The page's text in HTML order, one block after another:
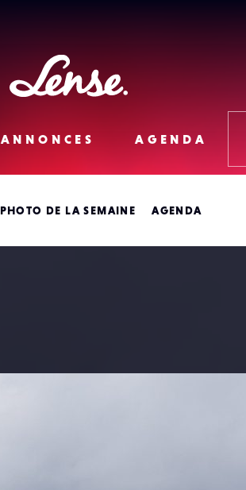
Lense
ANNONCES AGENDA
PHOTO DE LA SEMAINE AGENDA